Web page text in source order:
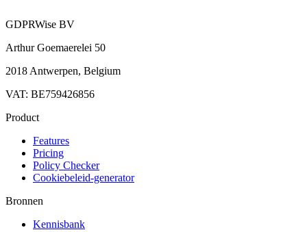
GDPRWise BV
Arthur Goemaerelei 50
2018 Antwerpen, Belgium
VAT: BE759426856
Product
Features
Pricing
Policy Checker
Cookiebeleid-generator
Bronnen
Kennisbank